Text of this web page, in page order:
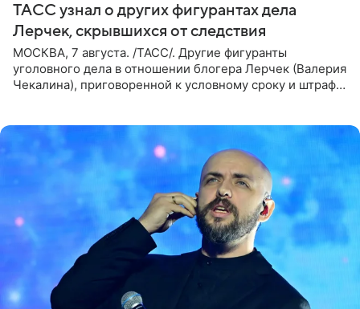
ТАСС узнал о других фигурантах дела
Лерчек, скрывшихся от следствия
МОСКВА, 7 августа. /ТАСС/. Другие фигуранты
уголовного дела в отношении блогера Лерчек (Валерия
Чекалина), приговоренной к условному сроку и штрафу,